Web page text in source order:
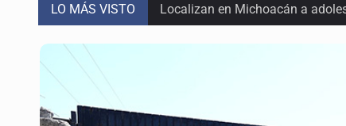
LO MÁS VISTO Localizan en Michoacán a
México no está preparado para
Lamenta Carla Humphrey la
Desapariciones en Jalisco, con